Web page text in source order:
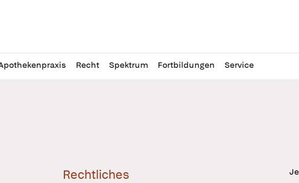
Recht Spektrum Fortbildungen Service
Rechtliches